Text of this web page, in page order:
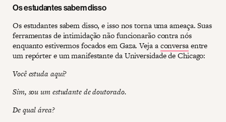
Os estudantes sabem disso
Os estudantes sabem disso, e isso nos torna uma ameaça. Suas
ferramentas de intimidação não funcionarão contra nós
enquanto estivermos focados em Gaza. Veja aconversaentre
um repórter e um manifestante da Universidade de Chicago:
Você estuda aqui?
Sim, sou um estudante de doutorado.
De qual área?